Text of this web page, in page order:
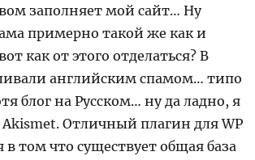
заполняет мой сайт… Ну
примерно такой же как и
как от этого отделаться? В
английским спамом… типо
блог на Русском… ну да ладно, я
Отличный плагин для WP
том что существует общая база